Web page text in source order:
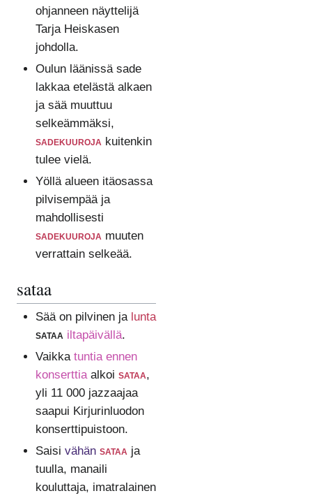
ohjanneen näyttelijä
Tarja Heiskasen
johdolla.
Oulun läänissä sade
lakkaa etelästä alkaen
ja sää muuttuu
selkeämmäksi,
sadekuurojakuitenkin
tulee vielä.
Yöllä alueen itäosassa
pilvisempää ja
mahdollisesti
sadekuurojamuuten
verrattain selkeää.
sataa
Sää on pilvinen ja lunta
sataa iltapäivällä.
Vaikka tuntia ennen
konserttiaalkoi sataa,
yli 11 000 jazzaajaa
saapui Kirjurinluodon
konserttipuistoon.
Saisi vähän sataaja
tuulla, manaili
kouluttaja, imatralainen